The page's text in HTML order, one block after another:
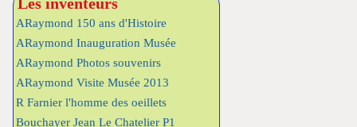
ARaymond 150 ans d'Histoire
ARaymond Inauguration Musée
ARaymond Photos souvenirs
ARaymond Visite Musée 2013
R Farnier l'homme des oeillets
Bouchayer Jean Le Chatelier P1